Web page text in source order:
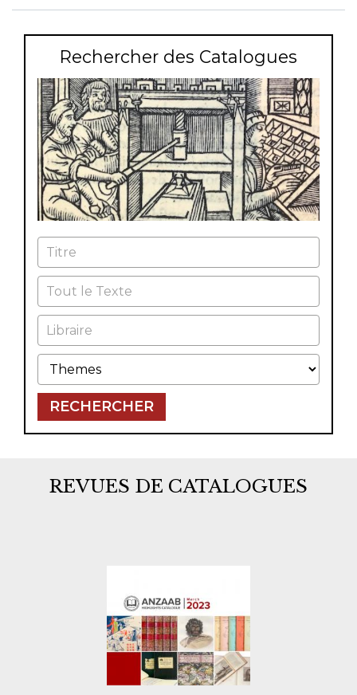
Rechercher des Catalogues
Titre
Tout le Texte
Libraire
Themes
RECHERCHER
REVUES DE CATALOGUES